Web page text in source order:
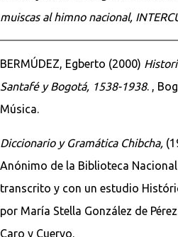
muiscas al himno nacional,
BERMÚDEZ, Egberto (2000)
Santafé y Bogotá, 1538-1938. ,
Música.
Diccionario y Gramática Chibcha,
Anónimo de la Biblioteca
transcrito y con un estudio
por María Stella González de
Caro y Cuervo.